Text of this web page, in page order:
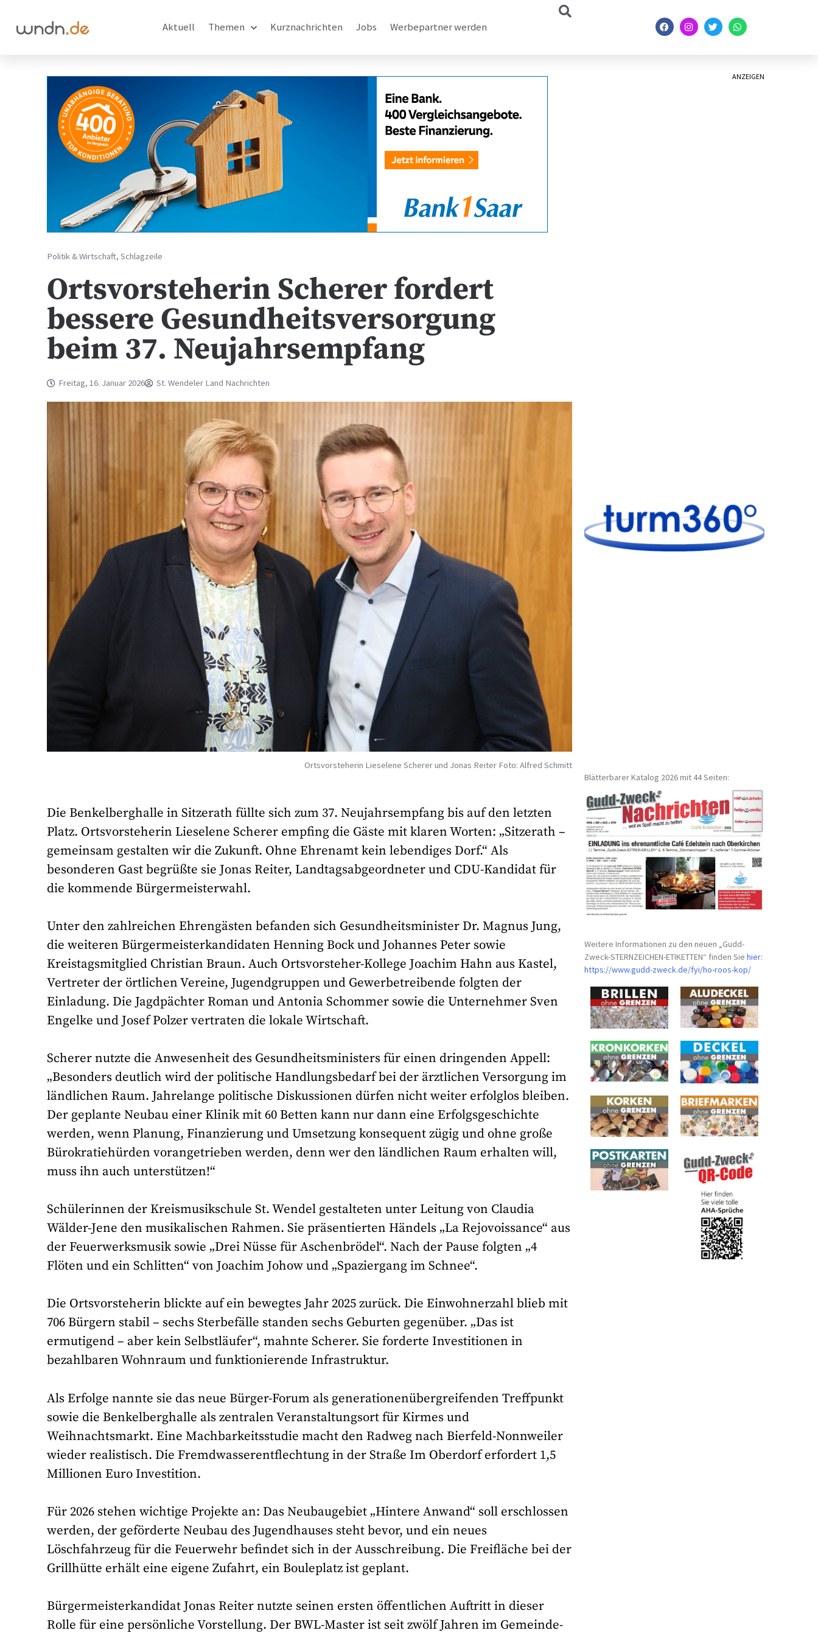
Aktuell Themen Kurznachrichten Jobs Werbepartner werden
Politik & Wirtschaft,Schlagzeile
Ortsvorsteherin Scherer fordert
bessere Gesundheitsversorgung
beim 37. Neujahrsempfang
Freitag, 16. Januar 2026 St. Wendeler Land Nachrichten
Ortsvorsteherin Lieselene Scherer und Jonas Reiter Foto: Alfred Schmitt
Die Benkelberghalle in Sitzerath füllte sich zum 37. Neujahrsempfang bis auf den letzten
Platz. Ortsvorsteherin Lieselene Scherer empfing die Gäste mit klaren Worten: „Sitzerath –
gemeinsam gestalten wir die Zukunft. Ohne Ehrenamt kein lebendiges Dorf.“ Als
besonderen Gast begrüßte sie Jonas Reiter, Landtagsabgeordneter und CDU-Kandidat für
die kommende Bürgermeisterwahl.
Unter den zahlreichen Ehrengästen befanden sich Gesundheitsminister Dr. Magnus Jung,
die weiteren Bürgermeisterkandidaten Henning Bock und Johannes Peter sowie
Kreistagsmitglied Christian Braun. Auch Ortsvorsteher-Kollege Joachim Hahn aus Kastel,
Vertreter der örtlichen Vereine, Jugendgruppen und Gewerbetreibende folgten der
Einladung. Die Jagdpächter Roman und Antonia Schommer sowie die Unternehmer Sven
Engelke und Josef Polzer vertraten die lokale Wirtschaft.
Scherer nutzte die Anwesenheit des Gesundheitsministers für einen dringenden Appell:
„Besonders deutlich wird der politische Handlungsbedarf bei der ärztlichen Versorgung im
ländlichen Raum. Jahrelange politische Diskussionen dürfen nicht weiter erfolglos bleiben.
Der geplante Neubau einer Klinik mit 60 Betten kann nur dann eine Erfolgsgeschichte
werden, wenn Planung, Finanzierung und Umsetzung konsequent zügig und ohne große
Bürokratiehürden vorangetrieben werden, denn wer den ländlichen Raum erhalten will,
muss ihn auch unterstützen!“
Schülerinnen der Kreismusikschule St. Wendel gestalteten unter Leitung von Claudia
Wälder-Jene den musikalischen Rahmen. Sie präsentierten Händels „La Rejovoissance“ aus
der Feuerwerksmusik sowie „Drei Nüsse für Aschenbrödel“. Nach der Pause folgten „4
Flöten und ein Schlitten“ von Joachim Johow und „Spaziergang im Schnee“.
Die Ortsvorsteherin blickte auf ein bewegtes Jahr 2025 zurück. Die Einwohnerzahl blieb mit
706 Bürgern stabil – sechs Sterbefälle standen sechs Geburten gegenüber. „Das ist
ermutigend – aber kein Selbstläufer“, mahnte Scherer. Sie forderte Investitionen in
bezahlbaren Wohnraum und funktionierende Infrastruktur.
Als Erfolge nannte sie das neue Bürger-Forum als generationenübergreifenden Treffpunkt
sowie die Benkelberghalle als zentralen Veranstaltungsort für Kirmes und
Weihnachtsmarkt. Eine Machbarkeitsstudie macht den Radweg nach Bierfeld-Nonnweiler
wieder realistisch. Die Fremdwasserentflechtung in der Straße Im Oberdorf erfordert 1,5
Millionen Euro Investition.
Für 2026 stehen wichtige Projekte an: Das Neubaugebiet „Hintere Anwand“ soll erschlossen
werden, der geförderte Neubau des Jugendhauses steht bevor, und ein neues
Löschfahrzeug für die Feuerwehr befindet sich in der Ausschreibung. Die Freifläche bei der
Grillhütte erhält eine eigene Zufahrt, ein Bouleplatz ist geplant.
Bürgermeisterkandidat Jonas Reiter nutzte seinen ersten öffentlichen Auftritt in dieser
Rolle für eine persönliche Vorstellung. Der BWL-Master ist seit zwölf Jahren im Gemeinde-
ANZEIGEN
Blätterbarer Katalog 2026 mit 44 Seiten:
Weitere Informationen zu den neuen „Gudd-
Zweck-STERNZEICHEN-ETIKETTEN“ finden Siehier:
https://www.gudd-zweck.de/fyi/ho-roos-kop/